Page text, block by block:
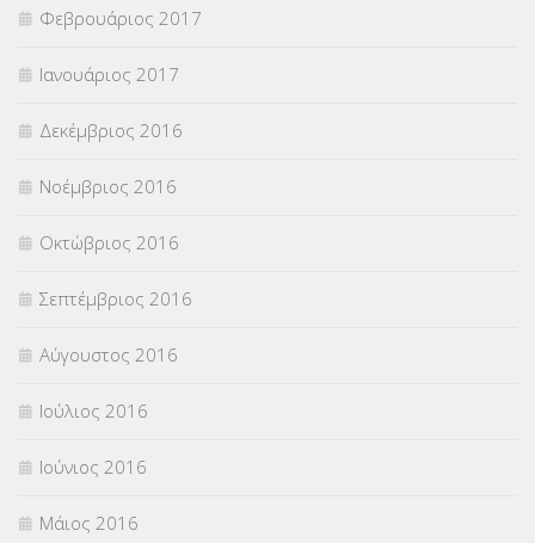
Φεβρουάριος 2017
Ιανουάριος 2017
Δεκέμβριος 2016
Νοέμβριος 2016
Οκτώβριος 2016
Σεπτέμβριος 2016
Αύγουστος 2016
Ιούλιος 2016
Ιούνιος 2016
Μάιος 2016